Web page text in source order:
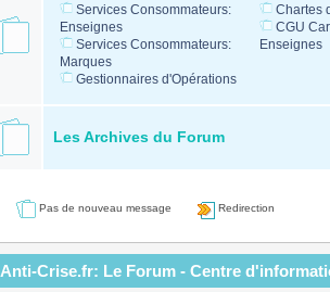
Services Consommateurs:
Enseignes
Services Consommateurs:
Marques
Gestionnaires d'Opérations
Chartes
CGU
Enseignes
Les Archives du Forum
Pas de nouveau message Redirection
Anti-Crise.fr: Le Forum - Centre